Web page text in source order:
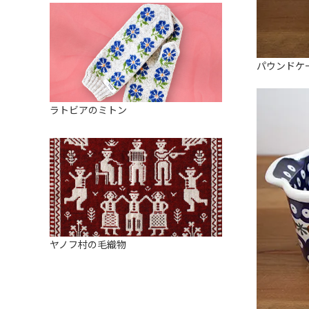
パウンドケ
ラトビアのミトン
ヤノフ村の毛織物